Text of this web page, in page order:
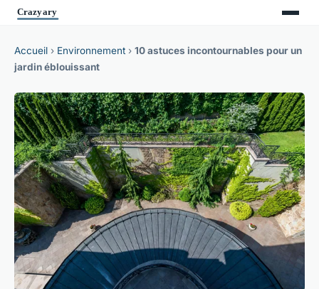
Accueil › Environnement › 10 astuces incontournables pour un
jardin éblouissant